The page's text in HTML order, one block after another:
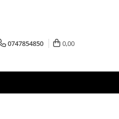
0747854850 0,00